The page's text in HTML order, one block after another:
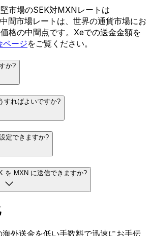
市場のSEK対MXNレートは
間市場レートは、世界の通貨市場にお
格の中間点です。Xeでの送金金額を
ページをご覧ください。
か?
すればよいですか?
定できますか?
を MXN に送信できますか?
外送金を低い手数料で迅速にお手伝